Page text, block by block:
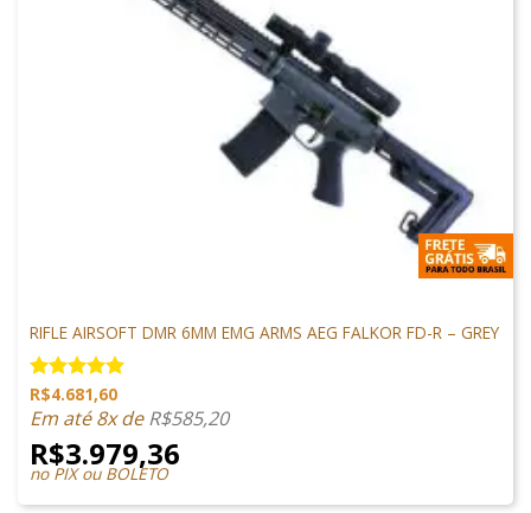
RIFLE AIRSOFT DMR 6MM EMG ARMS AEG FALKOR FD-R – GREY
Avaliação
5.00 de 5
R$4.681,60
Em até 8x deR$585,20
R$3.979,36
no PIX ou BOLETO